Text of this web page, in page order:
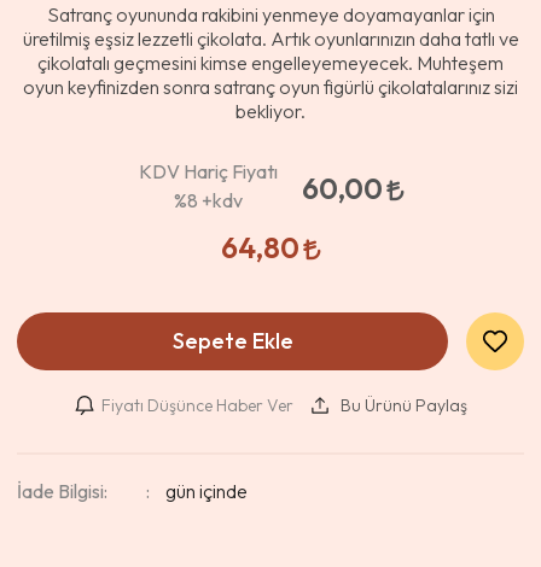
Satranç oyununda rakibini yenmeye doyamayanlar için
üretilmiş eşsiz lezzetli çikolata. Artık oyunlarınızın daha tatlı ve
çikolatalı geçmesini kimse engelleyemeyecek. Muhteşem
oyun keyfinizden sonra satranç oyun figürlü çikolatalarınız sizi
bekliyor.
KDV Hariç Fiyatı
%8 +kdv
60,00
64,80
Sepete Ekle
Fiyatı Düşünce Haber Ver Bu Ürünü Paylaş
İade Bilgisi: